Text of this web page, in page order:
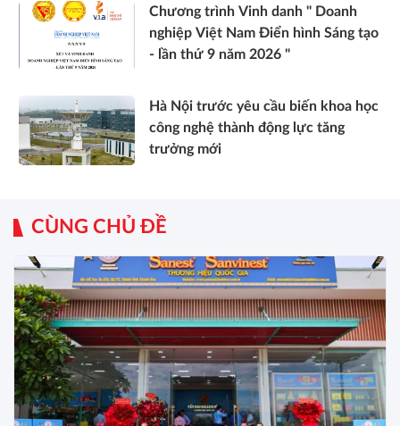
Chương trình Vinh danh " Doanh
nghiệp Việt Nam Điển hình Sáng tạo
- lần thứ 9 năm 2026 "
Hà Nội trước yêu cầu biến khoa học
công nghệ thành động lực tăng
trưởng mới
CÙNG CHỦ ĐỀ